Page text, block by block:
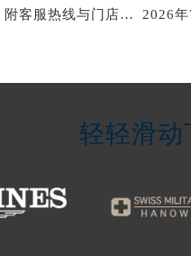
2026年7月浪琴广州官方专柜信息核验｜附客服热线与门店汇总
轻轻滑